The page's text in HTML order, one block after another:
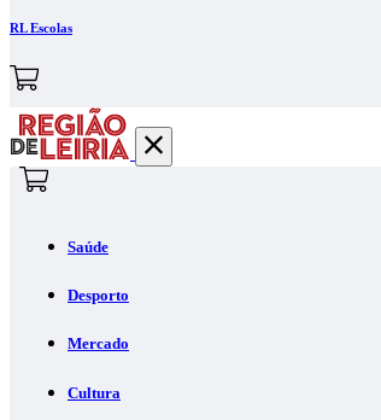
RL Escolas
Saúde
Desporto
Mercado
Cultura